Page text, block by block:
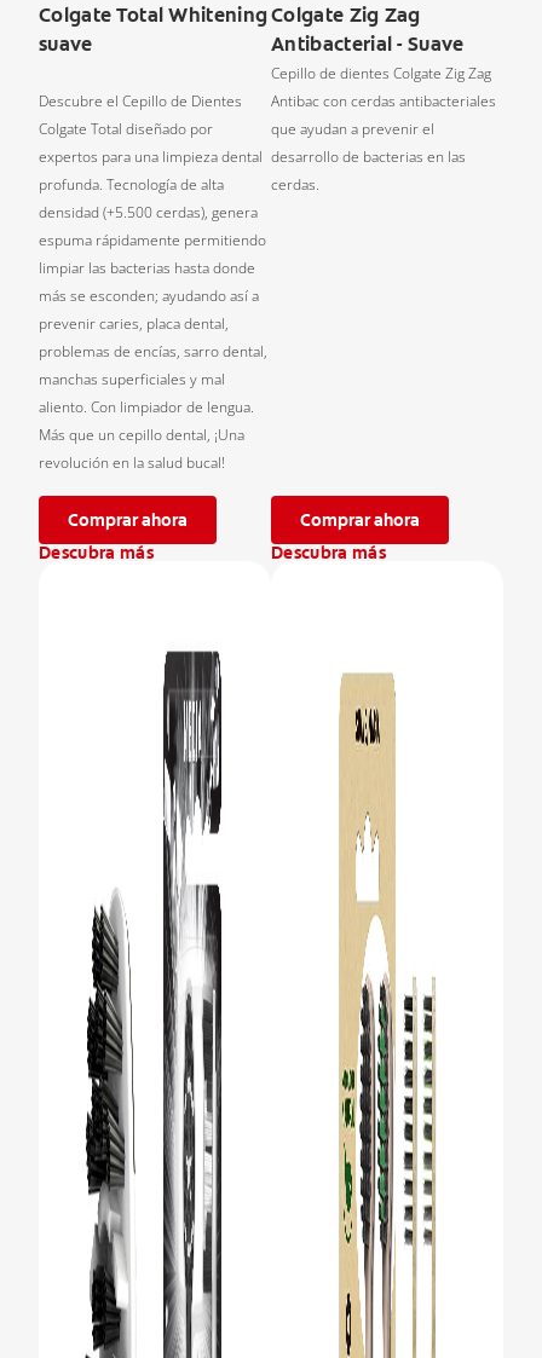
Colgate Total Whitening
suave
Descubre el Cepillo de Dientes
Colgate Total diseñado por
expertos para una limpieza dental
profunda. Tecnología de alta
densidad (+5.500 cerdas), genera
espuma rápidamente permitiendo
limpiar las bacterias hasta donde
más se esconden; ayudando así a
prevenir caries, placa dental,
problemas de encías, sarro dental,
manchas superficiales y mal
aliento. Con limpiador de lengua.
Más que un cepillo dental, ¡Una
revolución en la salud bucal!
Comprar ahora
Descubra más
Colgate Zig Zag
Antibacterial - Suave
Cepillo de dientes Colgate Zig Zag
Antibac con cerdas antibacteriales
que ayudan a prevenir el
desarrollo de bacterias en las
cerdas.
Comprar ahora
Descubra más